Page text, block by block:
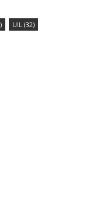
UIL (32)